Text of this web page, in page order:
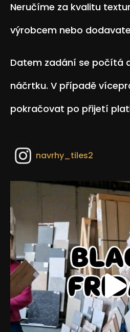
Neručíme za kvalitu
výrobcem nebo
Datem zadání se počítá
náčrtku. V případě
pokračovat po přijetí
navrhy_tiles2